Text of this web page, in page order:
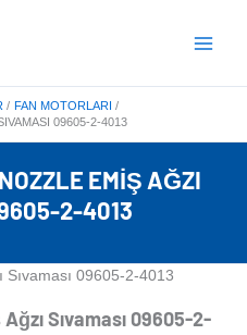
Menu
FAN MOTORLARI
09605-2-4013
EMIŞ AĞZI
2-4013
Sıvaması 09605-2-